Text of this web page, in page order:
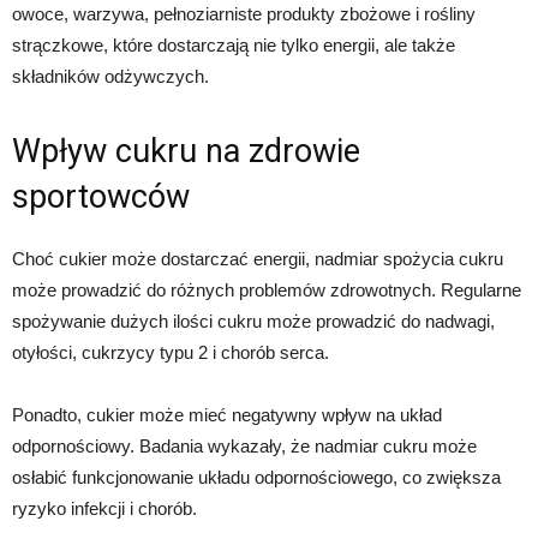
owoce, warzywa, pełnoziarniste produkty zbożowe i rośliny
strączkowe, które dostarczają nie tylko energii, ale także
składników odżywczych.
Wpływ cukru na zdrowie
sportowców
Choć cukier może dostarczać energii, nadmiar spożycia cukru
może prowadzić do różnych problemów zdrowotnych. Regularne
spożywanie dużych ilości cukru może prowadzić do nadwagi,
otyłości, cukrzycy typu 2 i chorób serca.
Ponadto, cukier może mieć negatywny wpływ na układ
odpornościowy. Badania wykazały, że nadmiar cukru może
osłabić funkcjonowanie układu odpornościowego, co zwiększa
ryzyko infekcji i chorób.